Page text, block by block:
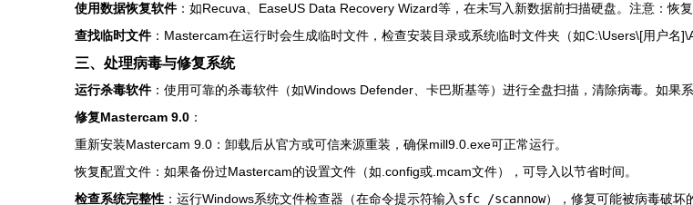
使用数据恢复软件：如Recuva、EaseUS Data Recovery Wizard等，在未写入新数据前扫描硬盘。注意：恢
查找临时文件：Mastercam在运行时会生成临时文件，检查安装目录或系统临时文件夹（如C:\Users\[用户名
三、处理病毒与修复系统
运行杀毒软件：使用可靠的杀毒软件（如Windows Defender、卡巴斯基等）进行全盘扫描，清除病毒。如果
修复Mastercam 9.0 ：
重新安装Mastercam 9.0：卸载后从官方或可信来源重装，确保mill9.0.exe可正常运行。
恢复配置文件：如果备份过Mastercam的设置文件（如.config或.mcam文件），可导入以节省时间。
检查系统完整性 ：运行Windows系统文件检查器（在命令提示符输入 sfc /scannow），修复可能被病毒破坏